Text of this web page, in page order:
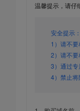
温馨提示，请仔
安全提示：
1）请不
2）请不要
3）通过专
4）禁止将